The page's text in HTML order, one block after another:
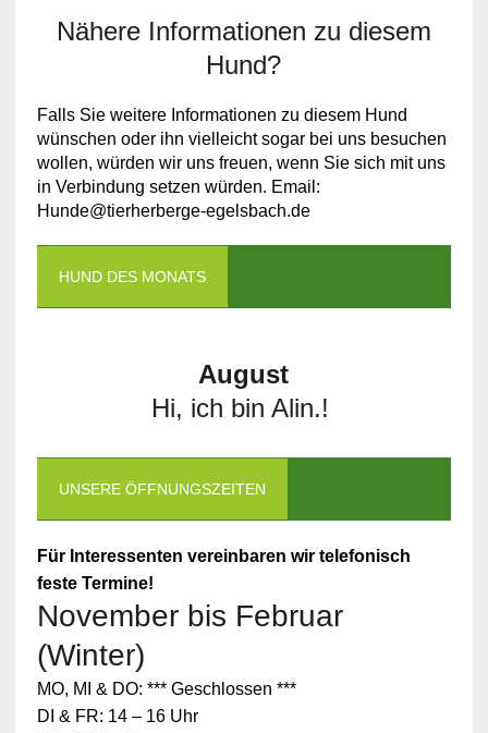
Nähere Informationen zu diesem
Hund?
Falls Sie weitere Informationen zu diesem Hund
wünschen oder ihn vielleicht sogar bei uns besuchen
wollen, würden wir uns freuen, wenn Sie sich mit uns
in Verbindung setzen würden. Email:
Hunde@tierherberge-egelsbach.de
HUND DES MONATS
August
Hi, ich bin Alin.!
UNSERE ÖFFNUNGSZEITEN
Für Interessenten vereinbaren wir telefonisch
feste Termine!
November bis Februar
(Winter)
MO, MI & DO: *** Geschlossen ***
DI & FR: 14 – 16 Uhr